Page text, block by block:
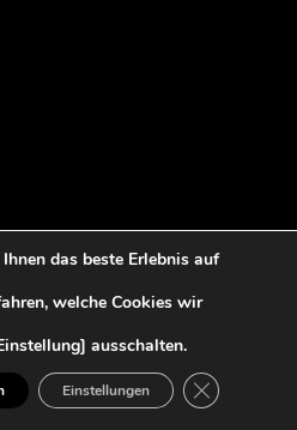
by WordPress
impressum
das beste Erlebnis auf
welche Cookies wir
ausschalten.
Einstellungen GDPR